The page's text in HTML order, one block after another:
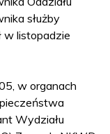
służby
w listopadzie
w organach
Wydziału